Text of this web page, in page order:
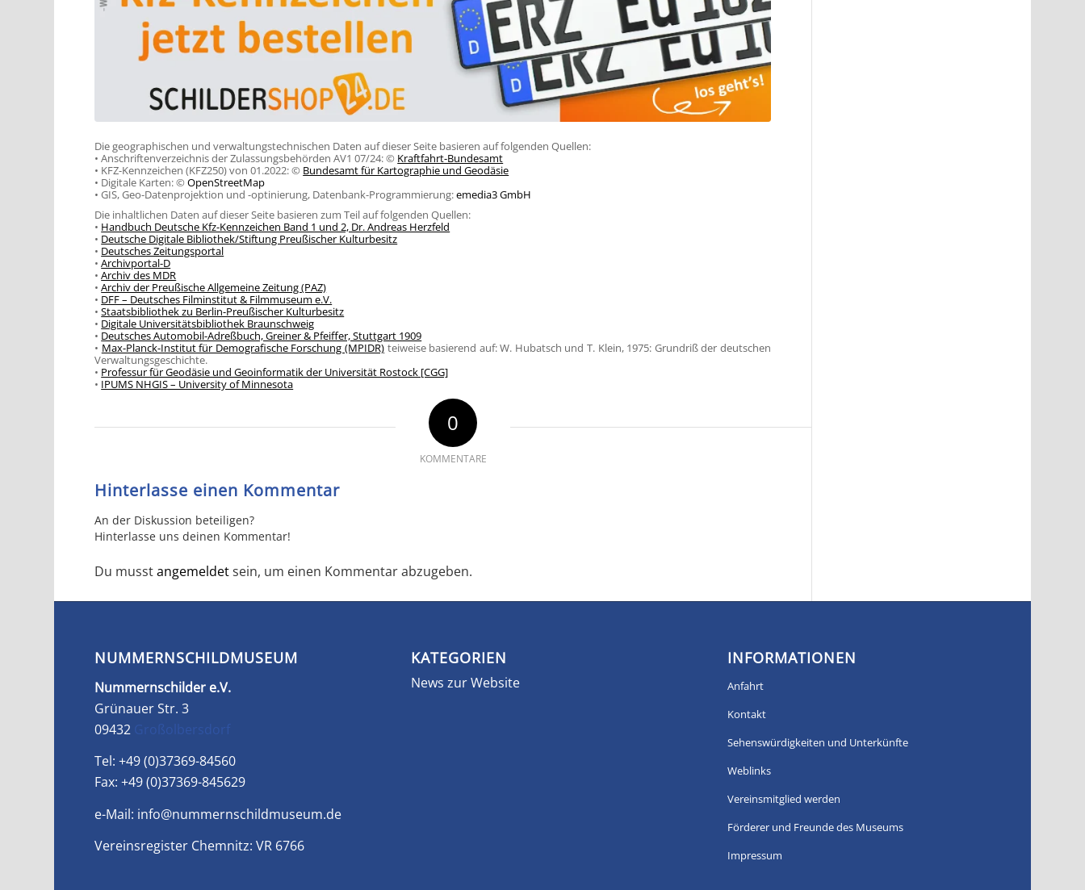
Die geographischen und verwaltungstechnischen Daten auf dieser Seite basieren auf folgenden Quellen:
• Anschriftenverzeichnis der Zulassungsbehörden AV1 07/24: © Kraftfahrt-Bundesamt
• KFZ-Kennzeichen (KFZ250) von 01.2022: © Bundesamt für Kartographie und Geodäsie
• Digitale Karten: ©OpenStreetMap
• GIS, Geo-Datenprojektion und -optinierung, Datenbank-Programmierung:emedia3 GmbH
Die inhaltlichen Daten auf dieser Seite basieren zum Teil auf folgenden Quellen:
• Handbuch Deutsche Kfz-Kennzeichen Band 1 und 2, Dr. Andreas Herzfeld
• Deutsche Digitale Bibliothek/Stiftung Preußischer Kulturbesitz
• Deutsches Zeitungsportal
•Archivportal-D
•Archiv des MDR
•Archiv der Preußische Allgemeine Zeitung (PAZ)
• DFF – Deutsches Filminstitut & Filmmuseum e.V.
•Staatsbibliothek zu Berlin-Preußischer Kulturbesitz
• Digitale Universitätsbibliothek Braunschweig
• Deutsches Automobil-Adreßbuch, Greiner & Pfeiffer, Stuttgart 1909
• Max-Planck-Institut für Demografische Forschung (MPIDR) teiweise basierend auf: W. Hubatsch und T. Klein, 1975: Grundriß der deutschen
Verwaltungsgeschichte.
• Professur für Geodäsie und Geoinformatik der Universität Rostock [CGG]
• IPUMS NHGIS – University of Minnesota
0
KOMMENTARE
Hinterlasse einen Kommentar
An der Diskussion beteiligen?
Hinterlasse uns deinen Kommentar!
Du musstangemeldetsein, um einen Kommentar abzugeben.
NUMMERNSCHILDMUSEUM
Nummernschilder e.V.
Grünauer Str. 3
09432 Großolbersdorf
Tel: +49 (0)37369-84560
Fax: +49 (0)37369-845629
e-Mail: info@nummernschildmuseum.de
Vereinsregister Chemnitz: VR 6766
KATEGORIEN
News zur Website
INFORMATIONEN
Anfahrt
Kontakt
Sehenswürdigkeiten und Unterkünfte
Weblinks
Vereinsmitglied werden
Förderer und Freunde des Museums
Impressum